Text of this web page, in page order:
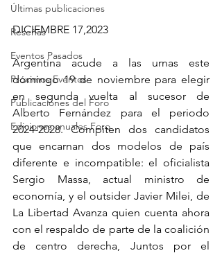
Últimas publicaciones
Reseñas
Eventos Pasados
Próximos Eventos
Publicaciones del Foro
Ediciones anuales Foro
DICIEMBRE 17,2023
Argentina acude a las urnas este
domingo 19 de noviembre para elegir
en segunda vuelta al sucesor de
Alberto Fernández para el periodo
2024-2028. Compiten dos candidatos
que encarnan dos modelos de país
diferente e incompatible: el oficialista
Sergio Massa, actual ministro de
economía, y el outsider Javier Milei, de
La Libertad Avanza quien cuenta ahora
con el respaldo de parte de la coalición
de centro derecha, Juntos por el